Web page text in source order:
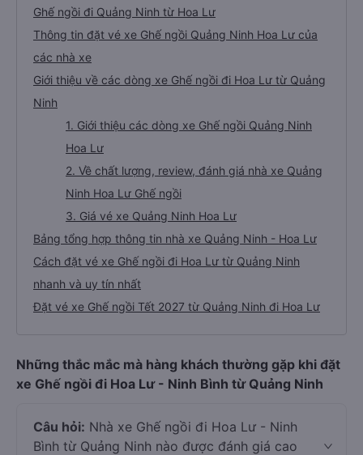
Ghế ngồi đi Quảng Ninh từ Hoa Lư
Thông tin đặt vé xe Ghế ngồi Quảng Ninh Hoa Lư của
các nhà xe
Giới thiệu về các dòng xe Ghế ngồi đi Hoa Lư từ Quảng
Ninh
1. Giới thiệu các dòng xe Ghế ngồi Quảng Ninh
Hoa Lư
2. Về chất lượng, review, đánh giá nhà xe Quảng
Ninh Hoa Lư Ghế ngồi
3. Giá vé xe Quảng Ninh Hoa Lư
Bảng tổng hợp thông tin nhà xe Quảng Ninh - Hoa Lư
Cách đặt vé xe Ghế ngồi đi Hoa Lư từ Quảng Ninh
nhanh và uy tín nhất
Đặt vé xe Ghế ngồi Tết 2027 từ Quảng Ninh đi Hoa Lư
Những thắc mắc mà hàng khách thường gặp khi đặt
xe Ghế ngồi đi Hoa Lư - Ninh Bình từ Quảng Ninh
Câu hỏi: Nhà xe Ghế ngồi đi Hoa Lư - Ninh
Bình từ Quảng Ninh nào được đánh giá cao